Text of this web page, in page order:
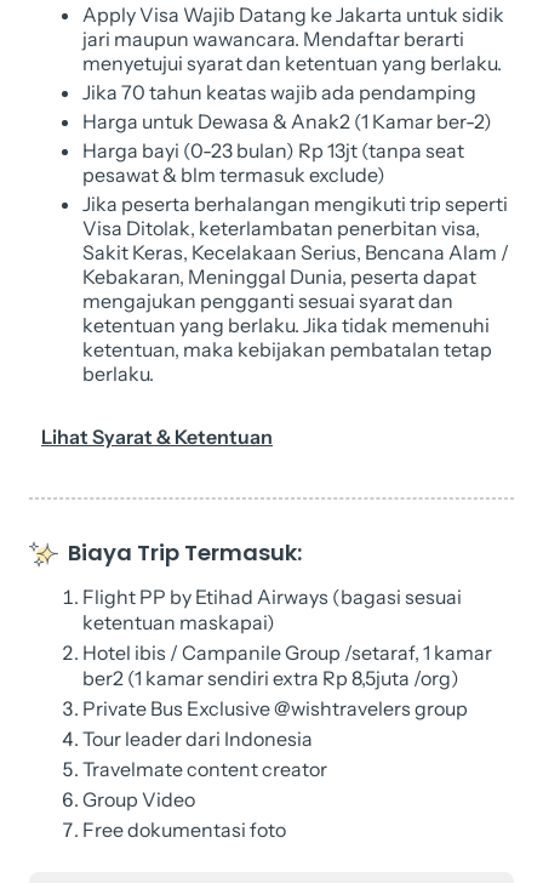
Apply Visa Wajib Datang ke Jakarta untuk sidik
jari maupun wawancara. Mendaftar berarti
menyetujui syarat dan ketentuan yang berlaku.
Jika 70 tahun keatas wajib ada pendamping
Harga untuk Dewasa & Anak2 (1 Kamar ber-2)
Harga bayi (0-23 bulan) Rp 13jt (tanpa seat
pesawat & blm termasuk exclude)
Jika peserta berhalangan mengikuti trip seperti
Visa Ditolak, keterlambatan penerbitan visa,
Sakit Keras, Kecelakaan Serius, Bencana Alam /
Kebakaran, Meninggal Dunia, peserta dapat
mengajukan pengganti sesuai syarat dan
ketentuan yang berlaku. Jika tidak memenuhi
ketentuan, maka kebijakan pembatalan tetap
berlaku.
Lihat Syarat & Ketentuan
Biaya Trip Termasuk:
Flight PP by Etihad Airways (bagasi sesuai
ketentuan maskapai)
Hotel ibis / Campanile Group /setaraf, 1 kamar
ber2 (1 kamar sendiri extra Rp 8,5juta /org)
Private Bus Exclusive @wishtravelers group
Tour leader dari Indonesia
Travelmate content creator
Group Video
Free dokumentasi foto